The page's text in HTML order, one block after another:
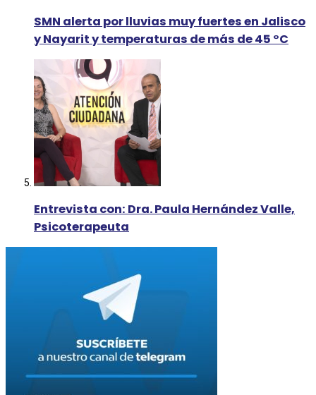
SMN alerta por lluvias muy fuertes en Jalisco
y Nayarit y temperaturas de más de 45 °C
Entrevista con: Dra. Paula Hernández Valle,
Psicoterapeuta